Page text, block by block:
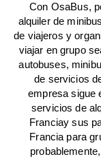
Con OsaBus,
alquiler de
de viajeros y
viajar en grupo
autobuses,
de servicios
empresa sigue
servicios de
Franciay sus
Francia para